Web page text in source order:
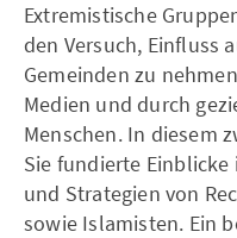
Extremistische
den Versuch, Einfluss
Gemeinden zu
Medien und durch
Menschen. In diesem
Sie fundierte
und Strategien von
sowie Islamisten. Ein